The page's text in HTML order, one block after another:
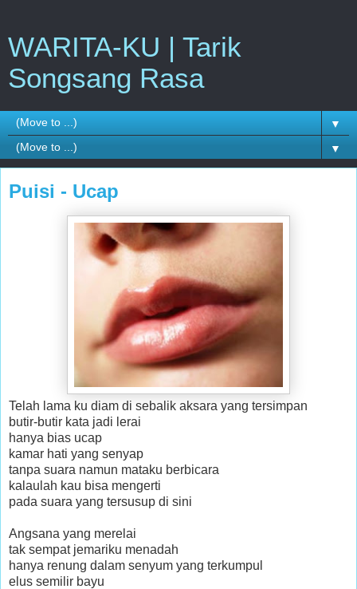
WARITA-KU | Tarik
Songsang Rasa
▼
▼
Puisi - Ucap
Telah lama ku diam di sebalik aksara yang tersimpan
butir-butir kata jadi lerai
hanya bias ucap
kamar hati yang senyap
tanpa suara namun mataku berbicara
kalaulah kau bisa mengerti
pada suara yang tersusup di sini
Angsana yang merelai
tak sempat jemariku menadah
hanya renung dalam senyum yang terkumpul
elus semilir bayu